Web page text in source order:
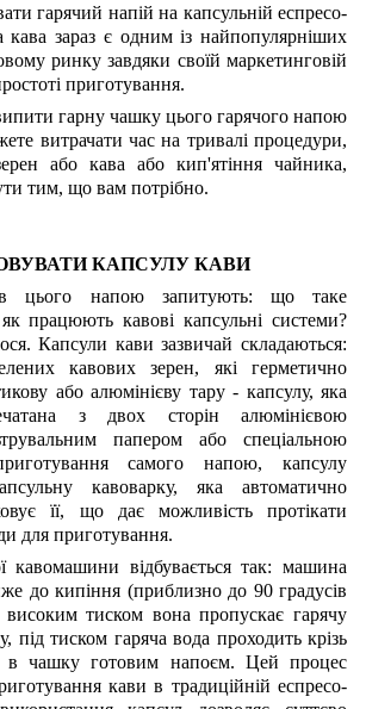
гарячий напій на капсульній еспресо-
зараз є одним із найпопулярніших
ринку завдяки своїй маркетинговій
приготування.
гарну чашку цього гарячого напою
витрачати час на тривалі процедури,
або кава або кип'ятіння чайника,
тим, що вам потрібно.
КАПСУЛУ КАВИ
цього напою запитують: що таке
працюють кавові капсульні системи?
Капсули кави зазвичай складаються:
кавових зерен, які герметично
або алюмінієву тару - капсулу, яка
з двох сторін алюмінієвою
папером або спеціальною
самого напою, капсулу
кавоварку, яка автоматично
її, що дає можливість протікати
для приготування.
кавомашини відбувається так: машина
до кипіння (приблизно до 90 градусів
високим тиском вона пропускає гарячу
під тиском гаряча вода проходить крізь
в чашку готовим напоєм. Цей процес
кави в традиційній еспресо-